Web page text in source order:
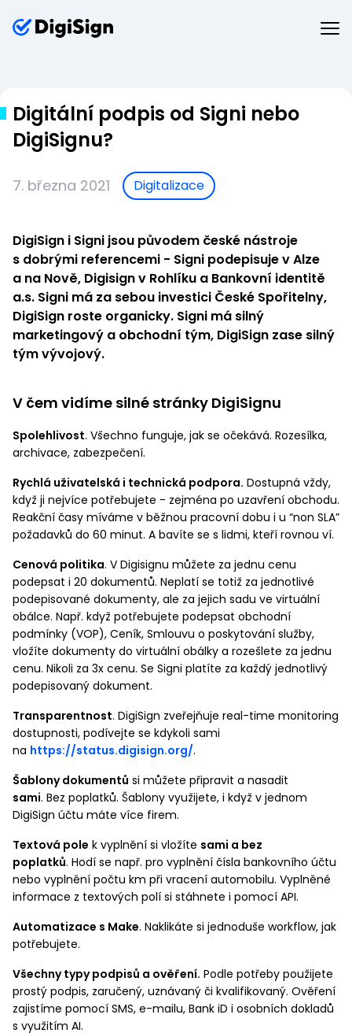
Digitální podpis od Signi nebo
DigiSignu?
7. března 2021 Digitalizace
DigiSign i Signi jsou původem české nástroje
s dobrými referencemi - Signi podepisuje v Alze
a na Nově, Digisign v Rohlíku a Bankovní identitě
a.s. Signi má za sebou investici České Spořitelny,
DigiSign roste organicky. Signi má silný
marketingový a obchodní tým, DigiSign zase silný
tým vývojový.
V čem vidíme silné stránky DigiSignu
Spolehlivost. Všechno funguje, jak se očekává. Rozesílka,
archivace, zabezpečení.
Rychlá uživatelská i technická podpora. Dostupná vždy,
když ji nejvíce potřebujete - zejména po uzavření obchodu.
Reakční časy míváme v běžnou pracovní dobu i u “non SLA”
požadavků do 60 minut. A bavíte se s lidmi, kteří rovnou ví.
Cenová politika. V Digisignu můžete za jednu cenu
podepsat i 20 dokumentů. Neplatí se totiž za jednotlivé
podepisované dokumenty, ale za jejich sadu ve virtuální
obálce. Např. když potřebujete podepsat obchodní
podmínky (VOP), Ceník, Smlouvu o poskytování služby,
vložíte dokumenty do virtuální obálky a rozešlete za jednu
cenu. Nikoli za 3x cenu. Se Signi platíte za každý jednotlivý
podepisovaný dokument.
Transparentnost. DigiSign zveřejňuje real-time monitoring
dostupnosti, podívejte se kdykoli sami
na https://status.digisign.org/.
Šablony dokumentů si můžete připravit a nasadit
sami. Bez poplatků. Šablony využijete, i když v jednom
DigiSign účtu máte více firem.
Textová pole k vyplnění si vložíte sami a bez
poplatků. Hodí se např. pro vyplnění čísla bankovního účtu
nebo vyplnění počtu km při vracení automobilu. Vyplněné
informace z textových polí si stáhnete i pomocí API.
Automatizace s Make. Naklikáte si jednoduše workflow, jak
potřebujete.
Všechny typy podpisů a ověření. Podle potřeby použijete
prostý podpis, zaručený, uznávaný či kvalifikovaný. Ověření
zajistíme pomocí SMS, e-mailu, Bank iD i osobních dokladů
s využitím AI.